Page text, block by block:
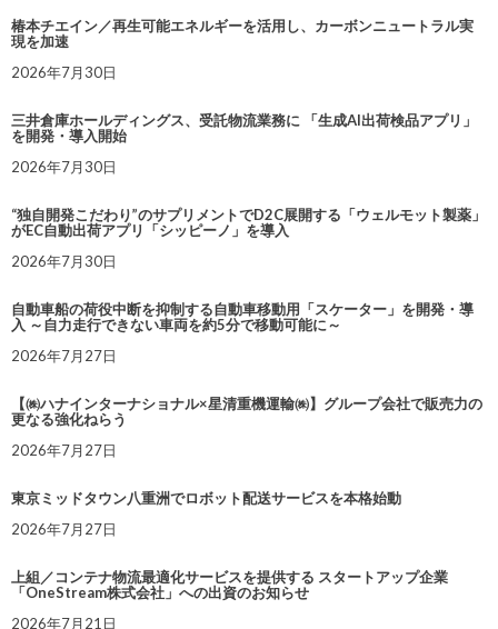
椿本チエイン／再生可能エネルギーを活用し、カーボンニュートラル実
現を加速
2026年7月30日
三井倉庫ホールディングス、受託物流業務に 「生成AI出荷検品アプリ」
を開発・導入開始
2026年7月30日
“独自開発こだわり”のサプリメントでD2C展開する「ウェルモット製薬」
がEC自動出荷アプリ「シッピーノ」を導入
2026年7月30日
自動車船の荷役中断を抑制する自動車移動用「スケーター」を開発・導
入 ～自力走行できない車両を約5分で移動可能に～
2026年7月27日
【㈱ハナインターナショナル×星清重機運輸㈱】グループ会社で販売力の
更なる強化ねらう
2026年7月27日
東京ミッドタウン八重洲でロボット配送サービスを本格始動
2026年7月27日
上組／コンテナ物流最適化サービスを提供する スタートアップ企業
「OneStream株式会社」への出資のお知らせ
2026年7月21日